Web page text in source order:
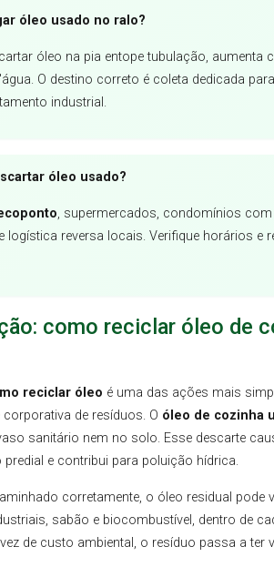
óleo usado no ralo?
óleo na pia entope tubulação, aumenta
O destino correto é coleta dedicada
industrial.
óleo usado?
, supermercados, condomínios
logística reversa locais. Verifique horários e
como reciclar óleo de
reciclar óleo é uma das ações mais
de resíduos. O óleo de cozinha
sanitário nem no solo. Esse descarte
predial e contribui para poluição hídrica.
corretamente, o óleo residual pode
sabão e biocombustível, dentro de
de custo ambiental, o resíduo passa a ter